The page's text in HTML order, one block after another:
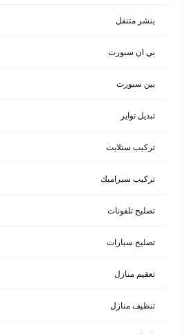
بنشر متنقل
بي ان سبورت
بين سبورت
تبديل تواير
تركيب ستلايت
تركيب سيراميك
تصليح تلفونات
تصليح سيارات
تعقيم منازل
تنظيف منازل